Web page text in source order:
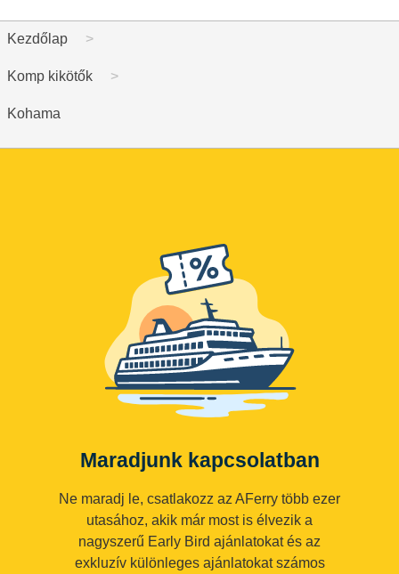
Kezdőlap
Komp kikötők
Kohama
Maradjunk kapcsolatban
Ne maradj le, csatlakozz az AFerry több ezer
utasához, akik már most is élvezik a
nagyszerű Early Bird ajánlatokat és az
exkluzív különleges ajánlatokat számos